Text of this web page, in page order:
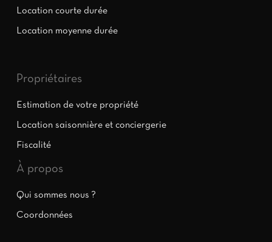
Location courte durée
Location moyenne durée
Propriétaires
Estimation de votre propriété
Location saisonnière et conciergerie
Fiscalité
À propos
Qui sommes nous ?
Coordonnées